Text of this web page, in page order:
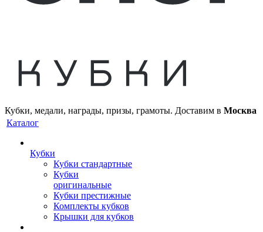
Кубки, медали, награды, призы, грамоты. Доставим в Москва
Каталог
Кубки
Кубки стандартные
Кубки
оригинальные
Кубки престижные
Комплекты кубков
Крышки для кубков